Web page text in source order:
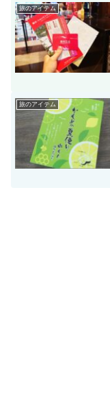
旅のアイテム
旅のアイテム